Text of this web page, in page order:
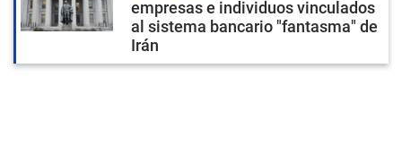
empresas e individuos vinculados
al sistema bancario "fantasma" de
Irán